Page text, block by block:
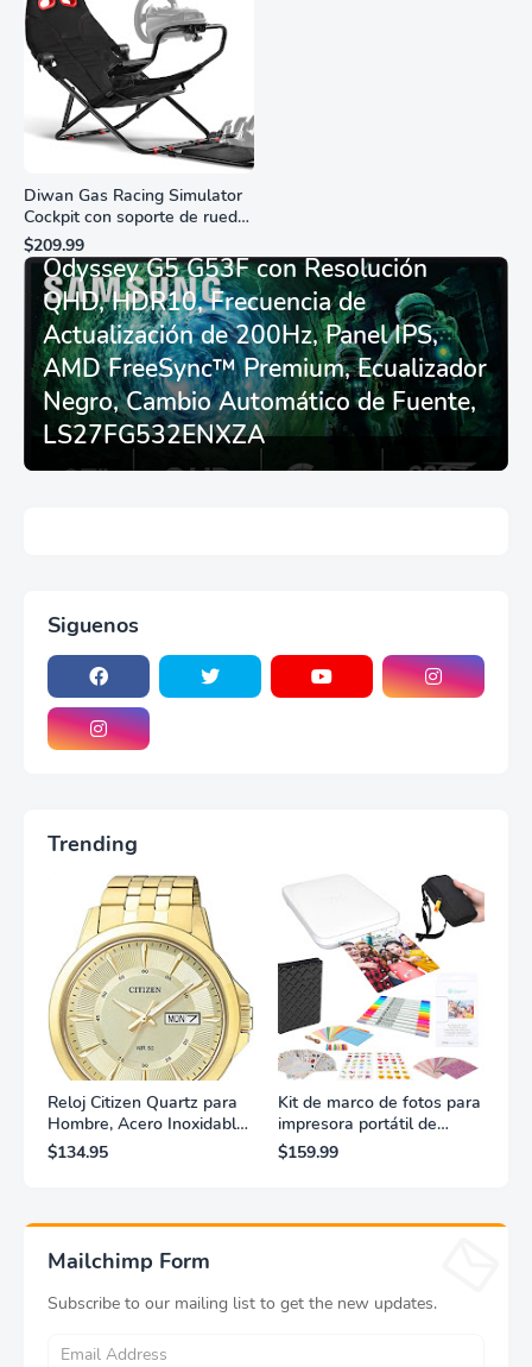
Diwan Gas Racing Simulator
Cockpit con soporte de rueda
de carreras plegable y
asiento - Logitech
G29/920/923/27/25,
Thrustmaster
T248/X/T300RS/T150/458/TX
$209.99
Monitor Gamer SAMSUNG 27”
Odyssey G5 G53F con Resolución
QHD, HDR10, Frecuencia de
Actualización de 200Hz, Panel IPS,
AMD FreeSync™ Premium, Ecualizador
Negro, Cambio Automático de Fuente,
LS27FG532ENXZA
Siguenos
Trending
Reloj Citizen Quartz para
Hombre, Acero Inoxidable,
Clásico, Dorado
$134.95
Kit de marco de fotos para
impresora portátil de
fotografías y vídeos
Lifeprint 3x4,5 (blanca)
$159.99
Mailchimp Form
Subscribe to our mailing list to get the new updates.